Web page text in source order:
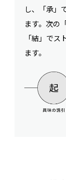
し、「承」
ます。次の
「結」で
ます。